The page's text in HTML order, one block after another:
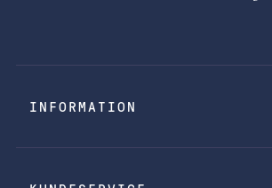
INFORMATION